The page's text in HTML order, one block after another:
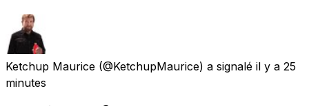
Ketchup Maurice (@KetchupMaurice) a signalé il y a 25
minutes